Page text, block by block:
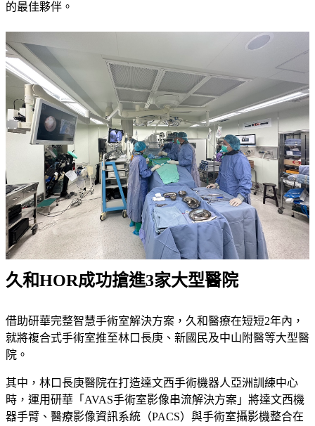
的最佳夥伴。
久和HOR成功搶進3家大型醫院
借助研華完整智慧手術室解決方案，久和醫療在短短2年內，
就將複合式手術室推至林口長庚、新國民及中山附醫等大型醫
院。
其中，林口長庚醫院在打造達文西手術機器人亞洲訓練中心
時，運用研華「AVAS手術室影像串流解決方案」將達文西機
器手臂、醫療影像資訊系統（PACS）與手術室攝影機整合在